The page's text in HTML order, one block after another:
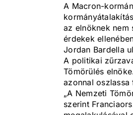
A Macron-
az elnöknek nem
érdekek
Jordan Bardella
A politikai
Tömörülés
azonnal
„A Nemzeti
szerint